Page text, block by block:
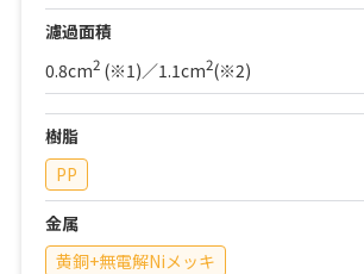
濾過面積
0.8cm2 (※1)／1.1cm2(※2)
樹脂
PP
金属
黄銅+無電解Niメッキ